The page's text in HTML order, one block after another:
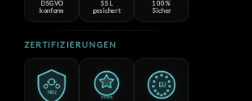
DSGVO
konform
SSL
gesichert
100%
Sicher
ZERTIFIZIERUNGEN
NIS2
27001
EU